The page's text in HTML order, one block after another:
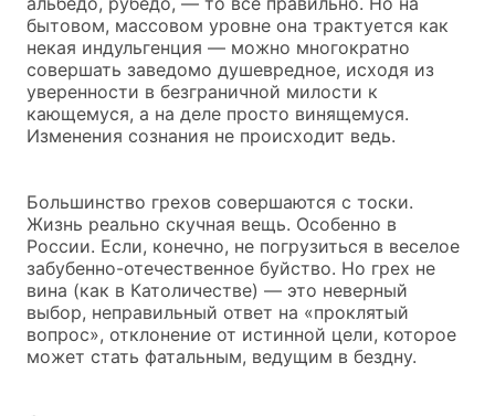
бытовом, массовом уровне она трактуется как
некая индульгенция — можно многократно
совершать заведомо душевредное, исходя из
уверенности в безграничной милости к
кающемуся, а на деле просто винящемуся.
Изменения сознания не происходит ведь.
Большинство грехов совершаются с тоски.
Жизнь реально скучная вещь. Особенно в
России. Если, конечно, не погрузиться в веселое
забубенно-отечественное буйство. Но грех не
вина (как в Католичестве) — это неверный
выбор, неправильный ответ на «проклятый
вопрос», отклонение от истинной цели, которое
может стать фатальным, ведущим в бездну.